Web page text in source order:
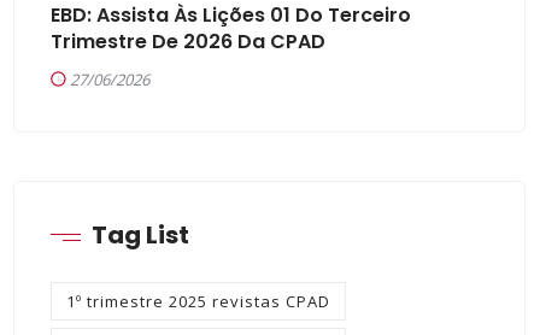
EBD: Assista Às Lições 01 Do Terceiro
Trimestre De 2026 Da CPAD
27/06/2026
Tag List
1º trimestre 2025 revistas CPAD